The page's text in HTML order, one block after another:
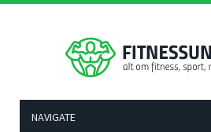
NAVIGATE